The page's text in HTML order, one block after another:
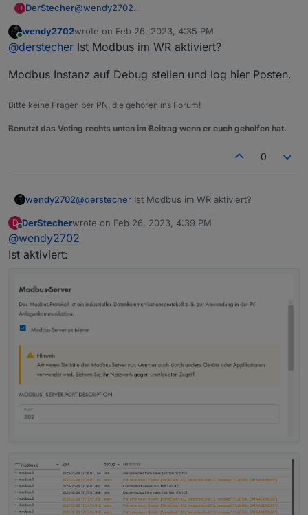
D DerStecher@wendy2702
Bringt aber leider keine Änderung im Ergebnis.
Online
wendy2702wrote on Feb 26, 2023, 4:35 PM
last edited by
@derstecher Ist Modbus im WR aktiviert?
Modbus Instanz auf Debug stellen und log hier Posten.
Bitte keine Fragen per PN, die gehören ins Forum!
Benutzt das Voting rechts unten im Beitrag wenn er euch geholfen hat.
0
wendy2702@derstecher Ist Modbus im WR aktiviert?
Modbus Instanz auf Debug stellen und log hier
Posten.
D
Offline
DerStecherwrote on Feb 26, 2023, 4:39 PM
last edited by
@wendy2702
Ist aktiviert: